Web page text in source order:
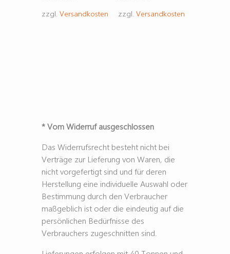
zzgl. Versandkosten
zzgl. Versandkosten
* Vom Widerruf ausgeschlossen
Das Widerrufsrecht besteht nicht bei
Verträge zur Lieferung von Waren, die
nicht vorgefertigt sind und für deren
Herstellung eine individuelle Auswahl oder
Bestimmung durch den Verbraucher
maßgeblich ist oder die eindeutig auf die
persönlichen Bedürfnisse des
Verbrauchers zugeschnitten sind.